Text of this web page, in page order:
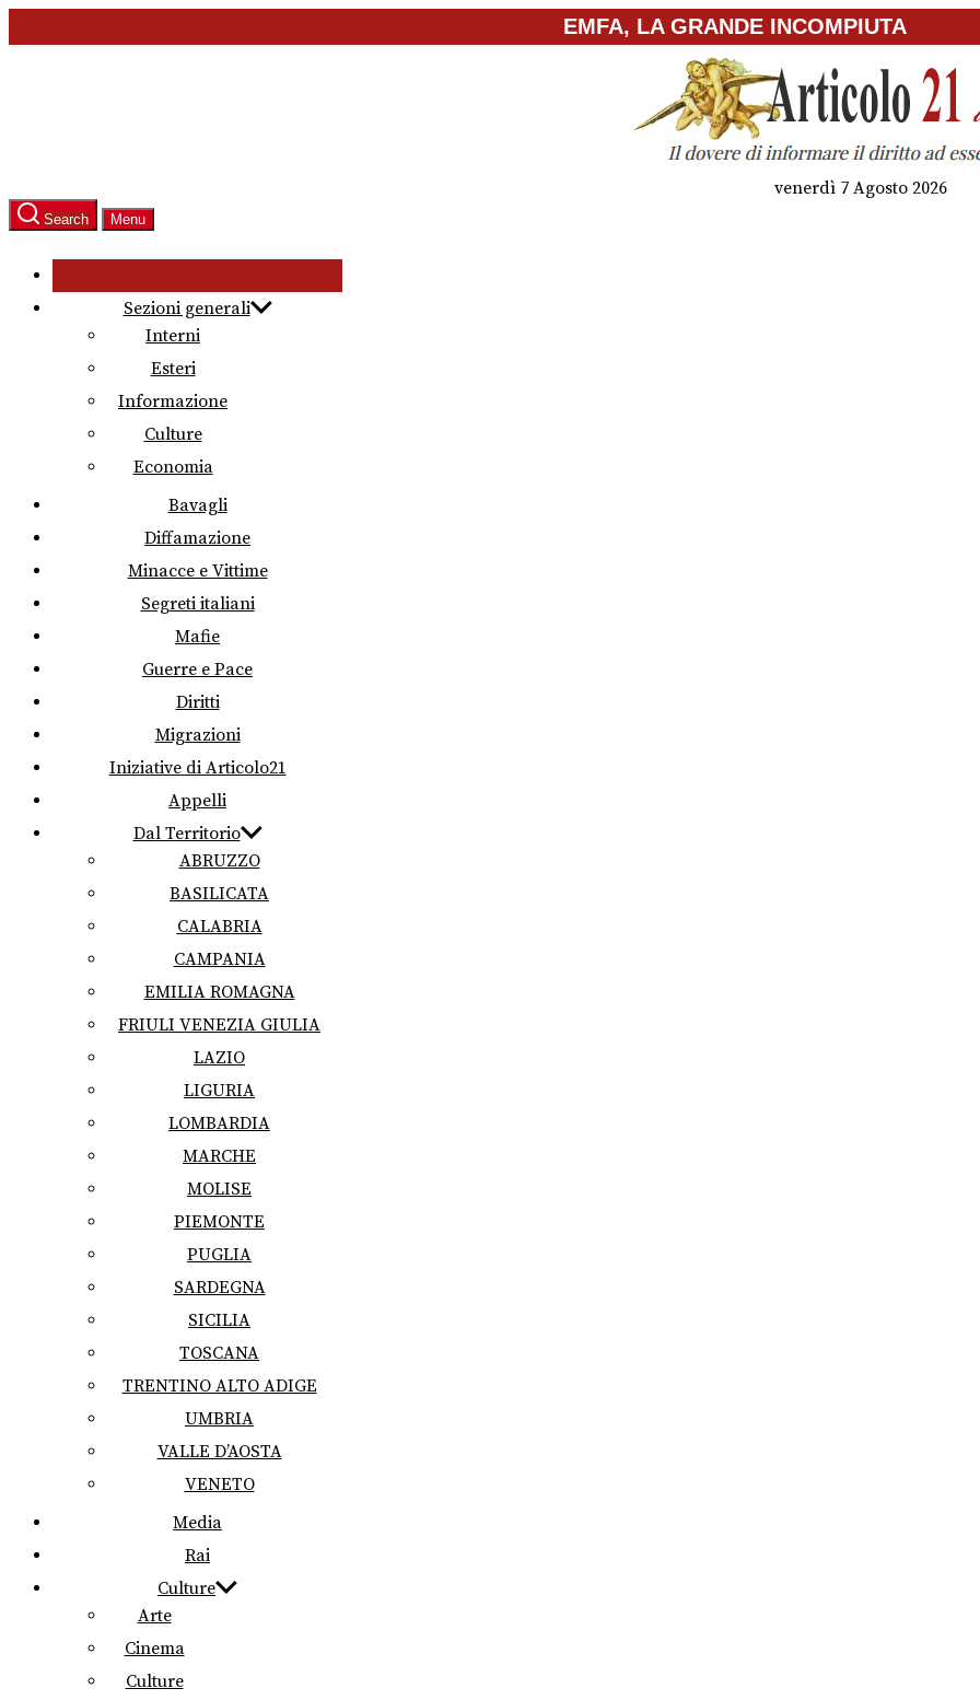
to
EMFA, LA GRANDE INCOMPIUTA
venerdì 7 Agosto 2026
Search Menu
Sezioni generali
Interni
Esteri
Informazione
Culture
Economia
Bavagli
Diffamazione
Minacce e Vittime
Segreti italiani
Mafie
Guerre e Pace
Diritti
Migrazioni
Iniziative di Articolo21
Appelli
Dal Territorio
ABRUZZO
BASILICATA
CALABRIA
CAMPANIA
EMILIA ROMAGNA
FRIULI VENEZIA GIULIA
LAZIO
LIGURIA
LOMBARDIA
MARCHE
MOLISE
PIEMONTE
PUGLIA
SARDEGNA
SICILIA
TOSCANA
TRENTINO ALTO ADIGE
UMBRIA
VALLE D’AOSTA
VENETO
Media
Rai
Culture
Arte
Cinema
Culture